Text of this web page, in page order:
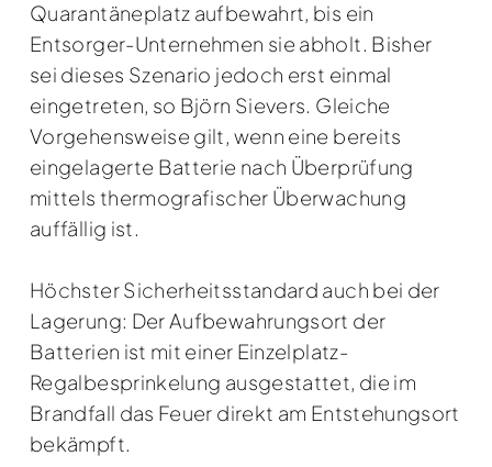
Quarantäneplatz aufbewahrt, bis ein
Entsorger-Unternehmen sie abholt. Bisher
sei dieses Szenario jedoch erst einmal
eingetreten, so Björn Sievers. Gleiche
Vorgehensweise gilt, wenn eine bereits
eingelagerte Batterie nach Überprüfung
mittels thermografischer Überwachung
auffällig ist.
Höchster Sicherheitsstandard auch bei der
Lagerung: Der Aufbewahrungsort der
Batterien ist mit einer Einzelplatz-
Regalbesprinkelung ausgestattet, die im
Brandfall das Feuer direkt am Entstehungsort
bekämpft.